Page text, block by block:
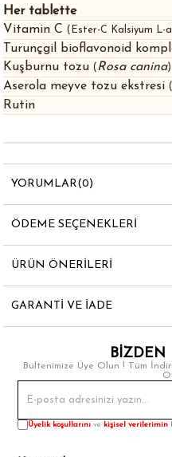
Her tablette
Vitamin C(Ester-C Kalsiyum L-
Turunçgil bioflavonoid
Kuşburnu tozu( Rosa canina
Aserola meyve tozu ekstresi(
Rutin
YORUMLAR(0)
ÖDEME SEÇENEKLERI
ÜRÜN ÖNERILERI
GARANTI VE İADE
BİZDEN
Bültenimize Üye Olun ! Tüm
Üyelik koşullarını ve kişisel verilerimin